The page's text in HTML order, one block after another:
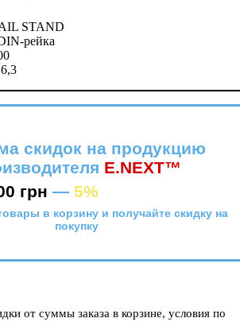
STAND
рейка
6,3
скидок на продукцию
E.NEXT™
грн — 5%
в корзину и получайте скидку на
покупку
от суммы заказа в корзине, условия по